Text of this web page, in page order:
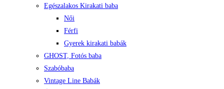
Egészalakos Kirakati baba
Női
Férfi
Gyerek kirakati babák
GHOST, Fotós baba
Szabóbaba
Vintage Line Babák